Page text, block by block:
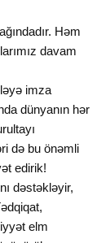
Həm
davam
imza
dünyanın hər
də bu önəmli
edirik!
dəstəkləyir,
elm